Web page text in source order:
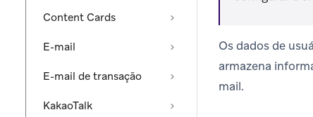
Content Cards
E-mail
E-mail de transação
KakaoTalk
Os dados de
armazena
mail.